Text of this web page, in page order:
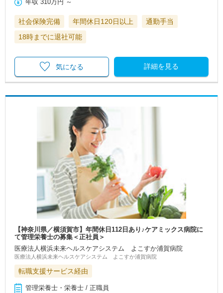
年収 310万円 ～
社会保険完備 年間休日120日以上
通勤手当
18時までに退社可能
詳細を見る
気になる
【神奈川県／横須賀市】年間休日112日あり♪ケアミックス病院に
て管理栄養士の募集＜正社員＞
医療法人横浜未来ヘルスケアシステム よこすか浦賀病院
医療法人横浜未来ヘルスケアシステム よこすか浦賀病院
転職支援サービス経由
管理栄養士・栄養士 / 正職員